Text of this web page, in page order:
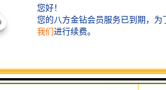
鹰嘴钢铁剪安装于挖掘机上使用，
拆，废料钢的处理等工程中，鹰嘴